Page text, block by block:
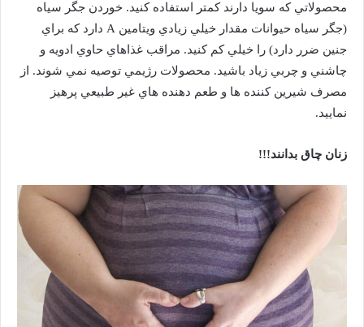
محصولاتي که سويا دارند کمتر استفاده کنيد. خوردن جگر سياه
(جگر سياه حيوانات مقدار خيلي زيادي ويتامين A دارد که براي
جنين ضرر دارد) را خيلي کم کنيد. مراقب غذاهاي حاوي ادويه و
چاشني و چربي زياد باشيد. محصولات رژيمي توصيه نمي شوند. از
مصرف شيرين کننده ها و طعم دهنده هاي غير طبيعي پرهيز
نماييد.
زنان چاق بدانند!!!